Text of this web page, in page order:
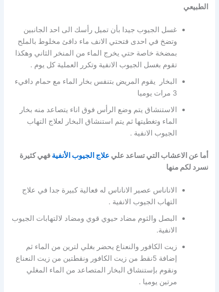
الطبيعي
غسل الجيوب جيدا بأن تميل رأسك الى احد الجانبين
وتضخ في احدى فتحتي الانف ماء دافئ مخلوط بالملح
بمضخة خاصة حتي يخرج الماء من المنخر الثاني وهكذا
تقوم بغسل الجيوب الانفية وتكرر العملية كل يوم .
البخار يقوم المريض بتنفس بخار الماء مع حمام دافيء
3 مرات يوميا
الاستنشاق يتم وضع الرأس فوق اناء يتصاعد منه بخار
الماء وتغطيتها ثم يتم استنشاق البخار لعلاج التهاب
الجيوب الانفية .
أما عن الاعشاب التي تساعد علي علاج الجيوب الأنفية فهي كثيرة
نسرد لكم منها
الاناناس عصير الاناناس له فعالية كبيرة جدا في علاج
التهاب الجيوب الانفية .
البصل والثوم مضاد حيوي قوي ومضاد لالتهابات الجيوب
الانفية.
زيت الكافور والنعناع يحضر بغلي لترين من الماء ثم
إضافة 5نقط من زيت الكافور ونقطتين من زيت النعناع
ونقوم بإستنشاق البخار المتصاعد من الماء المغلي
مرتين يوميا .